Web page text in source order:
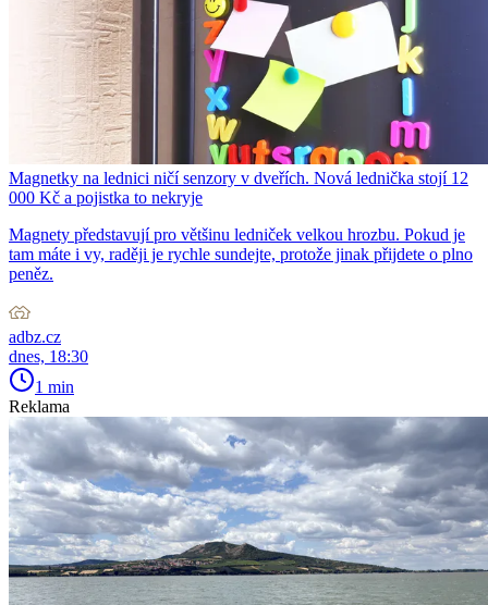
Magnetky na lednici ničí senzory v dveřích. Nová lednička stojí 12
000 Kč a pojistka to nekryje
Magnety představují pro většinu ledniček velkou hrozbu. Pokud je
tam máte i vy, raději je rychle sundejte, protože jinak přijdete o plno
peněz.
adbz.cz
dnes, 18:30
1 min
Reklama